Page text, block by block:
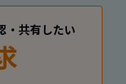
・共有したい